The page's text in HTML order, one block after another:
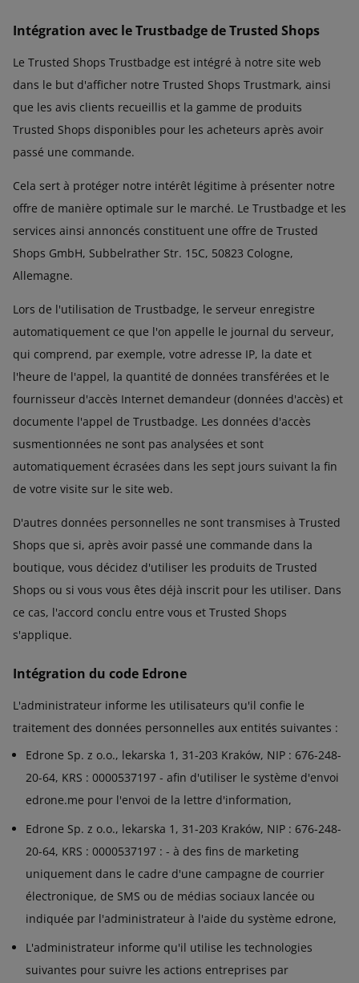
Intégration avec le Trustbadge de Trusted Shops
Le Trusted Shops Trustbadge est intégré à notre site web
dans le but d'afficher notre Trusted Shops Trustmark, ainsi
que les avis clients recueillis et la gamme de produits
Trusted Shops disponibles pour les acheteurs après avoir
passé une commande.
Cela sert à protéger notre intérêt légitime à présenter notre
offre de manière optimale sur le marché. Le Trustbadge et les
services ainsi annoncés constituent une offre de Trusted
Shops GmbH, Subbelrather Str. 15C, 50823 Cologne,
Allemagne.
Lors de l'utilisation de Trustbadge, le serveur enregistre
automatiquement ce que l'on appelle le journal du serveur,
qui comprend, par exemple, votre adresse IP, la date et
l'heure de l'appel, la quantité de données transférées et le
fournisseur d'accès Internet demandeur (données d'accès) et
documente l'appel de Trustbadge. Les données d'accès
susmentionnées ne sont pas analysées et sont
automatiquement écrasées dans les sept jours suivant la fin
de votre visite sur le site web.
D'autres données personnelles ne sont transmises à Trusted
Shops que si, après avoir passé une commande dans la
boutique, vous décidez d'utiliser les produits de Trusted
Shops ou si vous vous êtes déjà inscrit pour les utiliser. Dans
ce cas, l'accord conclu entre vous et Trusted Shops
s'applique.
Intégration du code Edrone
L'administrateur informe les utilisateurs qu'il confie le
traitement des données personnelles aux entités suivantes :
Edrone Sp. z o.o., lekarska 1, 31-203 Kraków, NIP : 676-248-
20-64, KRS : 0000537197 - afin d'utiliser le système d'envoi
edrone.me pour l'envoi de la lettre d'information,
Edrone Sp. z o.o., lekarska 1, 31-203 Kraków, NIP : 676-248-
20-64, KRS : 0000537197 : - à des fins de marketing
uniquement dans le cadre d'une campagne de courrier
électronique, de SMS ou de médias sociaux lancée ou
indiquée par l'administrateur à l'aide du système edrone,
L'administrateur informe qu'il utilise les technologies
suivantes pour suivre les actions entreprises par